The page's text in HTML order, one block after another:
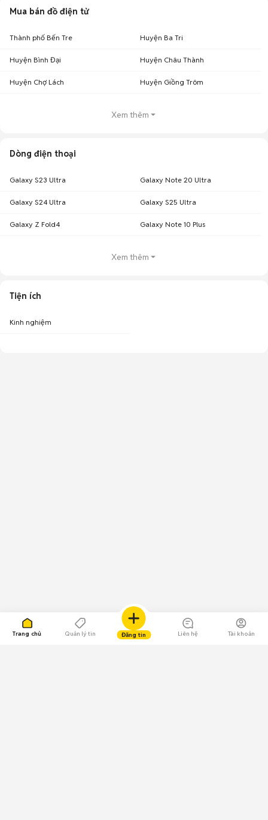
Trang chủ Quản lý tin Đăng tin Liên hệ Tài khoản
Mua bán đồ điện tử
Thành phố Bến Tre Huyện Ba Tri
Huyện Bình Đại Huyện Châu Thành
Huyện Chợ Lách Huyện Giồng Trôm
Xem thêm
Dòng điện thoại
Galaxy S23 Ultra Galaxy Note 20 Ultra
Galaxy S24 Ultra Galaxy S25 Ultra
Galaxy Z Fold4 Galaxy Note 10 Plus
Xem thêm
Tiện ích
Kinh nghiệm